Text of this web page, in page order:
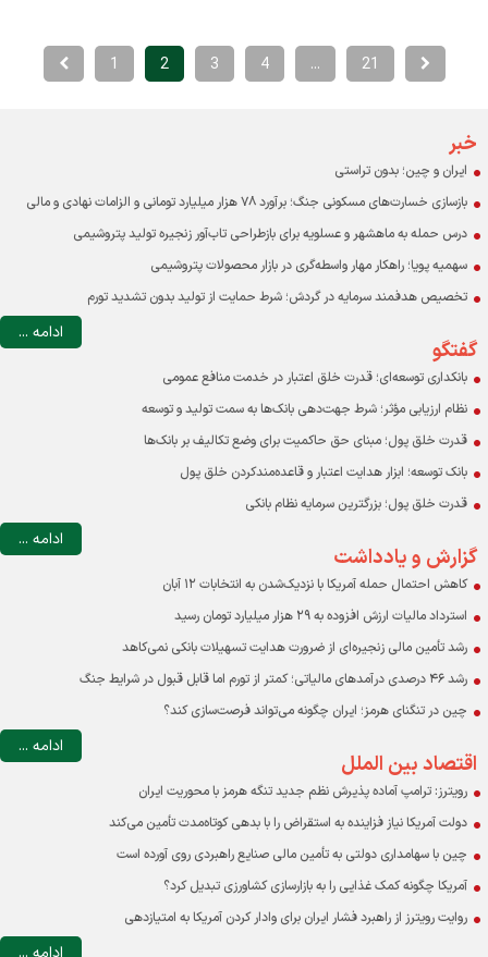
1 2 3 4 ... 21
خبر
ایران و چین؛ بدون تراستی
بازسازی خسارت‌های مسکونی جنگ؛ برآورد ۷۸ هزار میلیارد تومانی و الزامات نهادی و مالی
درس حمله به ماهشهر و عسلویه برای بازطراحی تاب‌آور زنجیره تولید پتروشیمی
سهمیه پویا؛ راهکار مهار واسطه‌گری در بازار محصولات پتروشیمی
تخصیص هدفمند سرمایه در گردش؛ شرط حمایت از تولید بدون تشدید تورم
ادامه ...
گفتگو
بانکداری توسعه‌ای؛ قدرت خلق اعتبار در خدمت منافع عمومی
نظام ارزیابی مؤثر؛ شرط جهت‌دهی بانک‌ها به سمت تولید و توسعه
قدرت خلق پول؛ مبنای حق حاکمیت برای وضع تکالیف بر بانک‌ها
بانک توسعه؛ ابزار هدایت اعتبار و قاعده‌مندکردن خلق پول
قدرت خلق پول؛ بزرگترین سرمایه نظام بانکی
ادامه ...
گزارش و یادداشت
کاهش احتمال حمله آمریکا با نزدیک‌شدن به انتخابات ۱۲ آبان
استرداد مالیات ارزش افزوده به ۲۹ هزار میلیارد تومان رسید
رشد تأمین مالی زنجیره‌ای از ضرورت هدایت تسهیلات بانکی نمی‌کاهد
رشد ۴۶ درصدی درآمدهای مالیاتی؛ کمتر از تورم اما قابل قبول در شرایط جنگ
چین در تنگنای هرمز؛ ایران چگونه می‌تواند فرصت‌سازی کند؟
ادامه ...
اقتصاد بین الملل
رویترز: ترامپ آماده پذیرش نظم جدید تنگه هرمز با محوریت ایران
دولت آمریکا نیاز فزاینده به استقراض را با بدهی کوتاه‌مدت تأمین می‌کند
چین با سهامداری دولتی به تأمین مالی صنایع راهبردی روی آورده است
آمریکا چگونه کمک غذایی را به بازارسازی کشاورزی تبدیل کرد؟
روایت رویترز از راهبرد فشار ایران برای وادار کردن آمریکا به امتیازدهی